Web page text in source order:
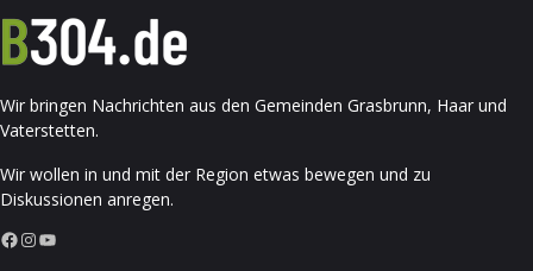
Wir bringen Nachrichten aus den Gemeinden Grasbrunn, Haar und
Vaterstetten.
Wir wollen in und mit der Region etwas bewegen und zu
Diskussionen anregen.
Facebook InstagramYouTube